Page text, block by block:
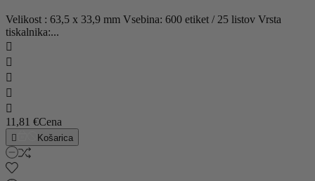
Velikost : 63,5 x 33,9 mm Vsebina: 600 etiket / 25 listov Vrsta
tiskalnika:...





11,81 €Cena
 Košarica